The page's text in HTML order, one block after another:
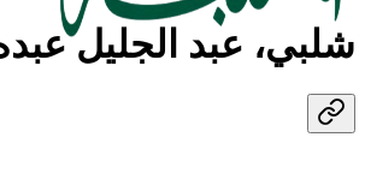
شلبي، عبد الجليل